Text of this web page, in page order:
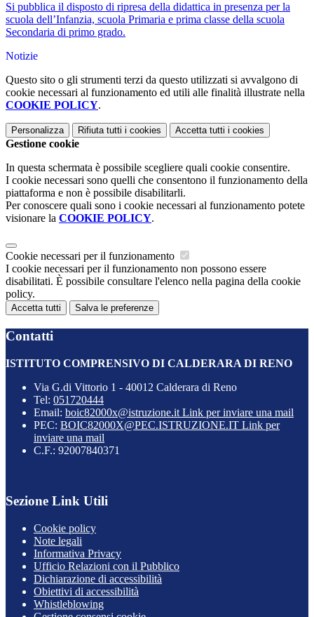
Si pubblica il disposto di ripresa della didattica in presenza per la
scuola dell’Infanzia, scuola Primaria e prima classe della scuola
Secondaria di primo grado.
Notizie
Questo sito o gli strumenti terzi da questo utilizzati si avvalgono di
cookie necessari al funzionamento ed utili alle finalità illustrate nella
COOKIE POLICY.
Personalizza Rifiuta tutti i cookies Accetta tutti i cookies
Gestione cookie
In questa schermata è possibile scegliere quali cookie consentire.
I cookie necessari sono quelli che consentono il funzionamento della
piattaforma e non è possibile disabilitarli.
Per conoscere quali sono i cookie necessari al funzionamento potete
visionare la COOKIE POLICY.
Cookie necessari per il funzionamento
I cookie necessari per il funzionamento non possono essere
disabilitati. È possibile consultare l'elenco nella pagina della cookie
policy.
Accetta tutti Salva le preferenze
Contatti
ISTITUTO COMPRENSIVO DI CALDERARA DI RENO
Via G.di Vittorio 1 - 40012 Calderara di Reno
Tel: 051720444
Email: boic82000x@istruzione.it Link per inviare una mail
PEC: BOIC82000X@PEC.ISTRUZIONE.IT Link per
inviare una mail
C.F.: 92007840371
Sezione Link Utili
Cookie policy
Note legali
Informativa Privacy
Ufficio Relazioni con il Pubblico
Dichiarazione di accessibilità
Obiettivi di accessibilità
Whistleblowing